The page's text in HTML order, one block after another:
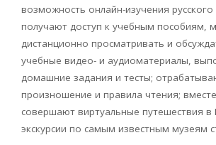
возможность онлайн-изучения
получают доступ к учебным пособиям,
дистанционно просматривать и
учебные видео- и аудиоматериалы,
домашние задания и тесты;
произношение и правила чтения;
совершают виртуальные путешествия в
экскурсии по самым известным музеям